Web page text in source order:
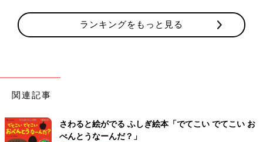
ランキングをもっと見る
関連記事
さわると絵がでる ふしぎ絵本「でてこい でてこい お
べんとうなーんだ？」